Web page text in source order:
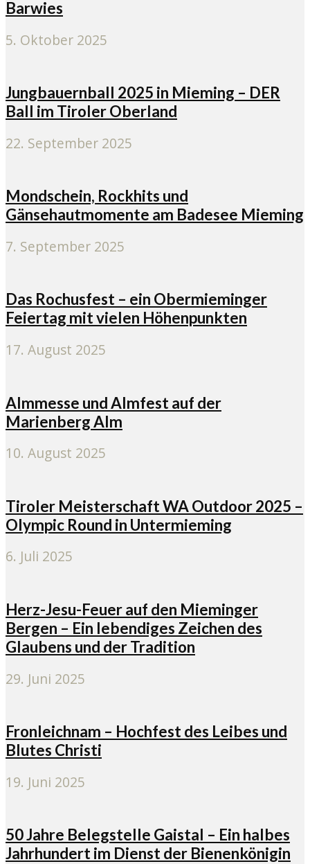
Barwies
5. Oktober 2025
Jungbauernball 2025 in Mieming – DER
Ball im Tiroler Oberland
22. September 2025
Mondschein, Rockhits und
Gänsehautmomente am Badesee Mieming
7. September 2025
Das Rochusfest – ein Obermieminger
Feiertag mit vielen Höhenpunkten
17. August 2025
Almmesse und Almfest auf der
Marienberg Alm
10. August 2025
Tiroler Meisterschaft WA Outdoor 2025 –
Olympic Round in Untermieming
6. Juli 2025
Herz-Jesu-Feuer auf den Mieminger
Bergen – Ein lebendiges Zeichen des
Glaubens und der Tradition
29. Juni 2025
Fronleichnam – Hochfest des Leibes und
Blutes Christi
19. Juni 2025
50 Jahre Belegstelle Gaistal – Ein halbes
Jahrhundert im Dienst der Bienenkönigin